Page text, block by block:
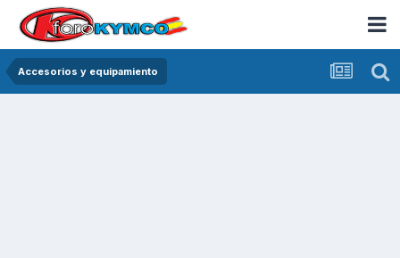
Accesorios y equipamiento